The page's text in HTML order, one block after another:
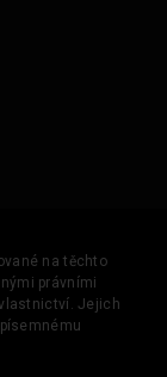
na těchto
právními
Jejich